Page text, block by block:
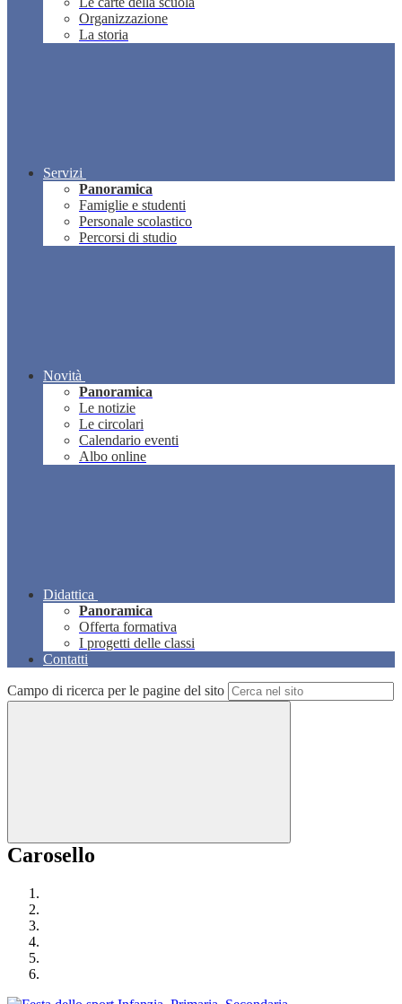
Organizzazione
La storia
Servizi
Panoramica
Famiglie e studenti
Personale scolastico
Percorsi di studio
Novità
Panoramica
Le notizie
Le circolari
Calendario eventi
Albo online
Didattica
Panoramica
Offerta formativa
I progetti delle classi
Contatti
Campo di ricerca per le pagine del sito
Carosello